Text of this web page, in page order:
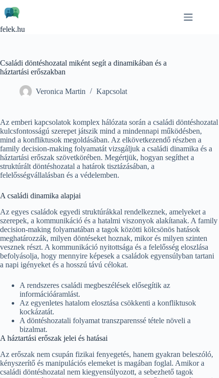
to
content
felek.hu
Családi döntéshozatal miként segít a dinamikában és a
háztartási erőszakban
Veronica Martin Kapcsolat
Az emberi kapcsolatok komplex hálózata során a családi döntéshozatal
kulcsfontosságú szerepet játszik mind a mindennapi működésben,
mind a konfliktusok megoldásában. Az elkövetkezendő részben a
family decision-making folyamatát vizsgáljuk a családi dinamika és a
háztartási erőszak szövetkörében. Megértjük, hogyan segíthet a
struktúrált döntéshozatal a határok tisztázásában, a
felelősségvállalásban és a védelemben.
A családi dinamika alapjai
Az egyes családok egyedi struktúrákkal rendelkeznek, amelyeket a
szerepek, a kommunikáció és a hatalmi viszonyok alakítanak. A family
decision-making folyamatában a tagok közötti kölcsönös hatások
meghatározzák, milyen döntéseket hoznak, mikor és milyen szinten
vesznek részt. A kommunikáció nyitottsága és a felelősség eloszlása
befolyásolja, hogy mennyire képesek a családok egyensúlyban tartani
a napi igényeket és a hosszú távú célokat.
A rendszeres családi megbeszélések elősegítik az
információáramlást.
Az egyenletes hatalom elosztása csökkenti a konfliktusok
kockázatát.
A döntéshozatali folyamat transzparenssé tétele növeli a
bizalmat.
A háztartási erőszak jelei és hatásai
Az erőszak nem csupán fizikai fenyegetés, hanem gyakran beleszóló,
kényszerítő és manipulációs elemeket is magában foglal. Amikor a
családi döntéshozatal nem kiegyensúlyozott, a sebezhető tagok